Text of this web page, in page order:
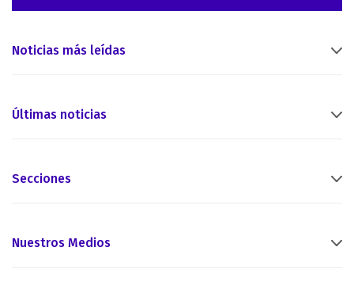
Noticias más leídas
Últimas noticias
Secciones
Nuestros Medios